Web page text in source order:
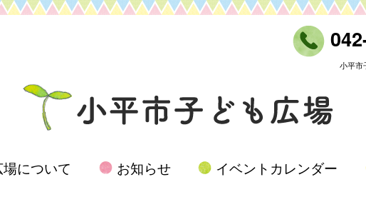
小平市
について お知らせ イベントカレンダー